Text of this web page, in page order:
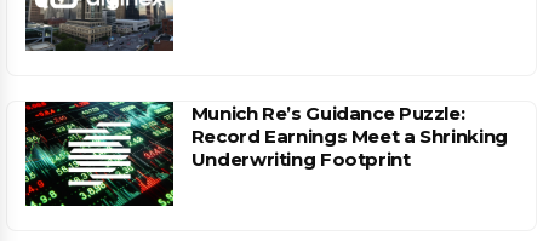
Munich Re’s Guidance Puzzle:
Record Earnings Meet a Shrinking
Underwriting Footprint